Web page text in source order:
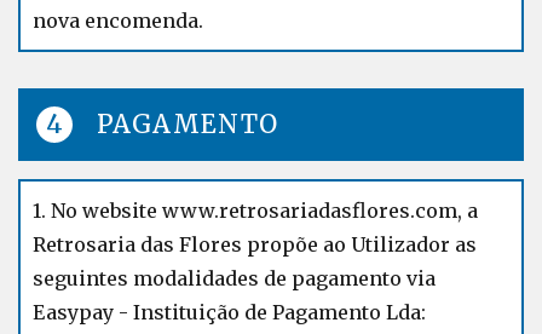
nova encomenda.
PAGAMENTO
1. No website www.retrosariadasflores.com, a
Retrosaria das Flores propõe ao Utilizador as
seguintes modalidades de pagamento via
Easypay - Instituição de Pagamento Lda: